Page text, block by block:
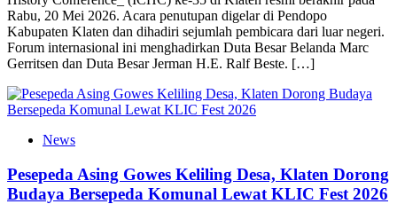
Rabu, 20 Mei 2026. Acara penutupan digelar di Pendopo
Kabupaten Klaten dan dihadiri sejumlah pembicara dari luar negeri.
Forum internasional ini menghadirkan Duta Besar Belanda Marc
Gerritsen dan Duta Besar Jerman H.E. Ralf Beste. […]
News
Pesepeda Asing Gowes Keliling Desa, Klaten Dorong
Budaya Bersepeda Komunal Lewat KLIC Fest 2026